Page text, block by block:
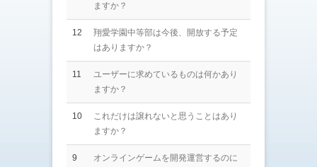
ますか？
12
翔愛学園中等部は今後、開放する予定
はありますか？
11
ユーザーに求めているものは何かあり
ますか？
10
これだけは譲れないと思うことはあり
ますか？
9
オンラインゲームを開発運営するのに